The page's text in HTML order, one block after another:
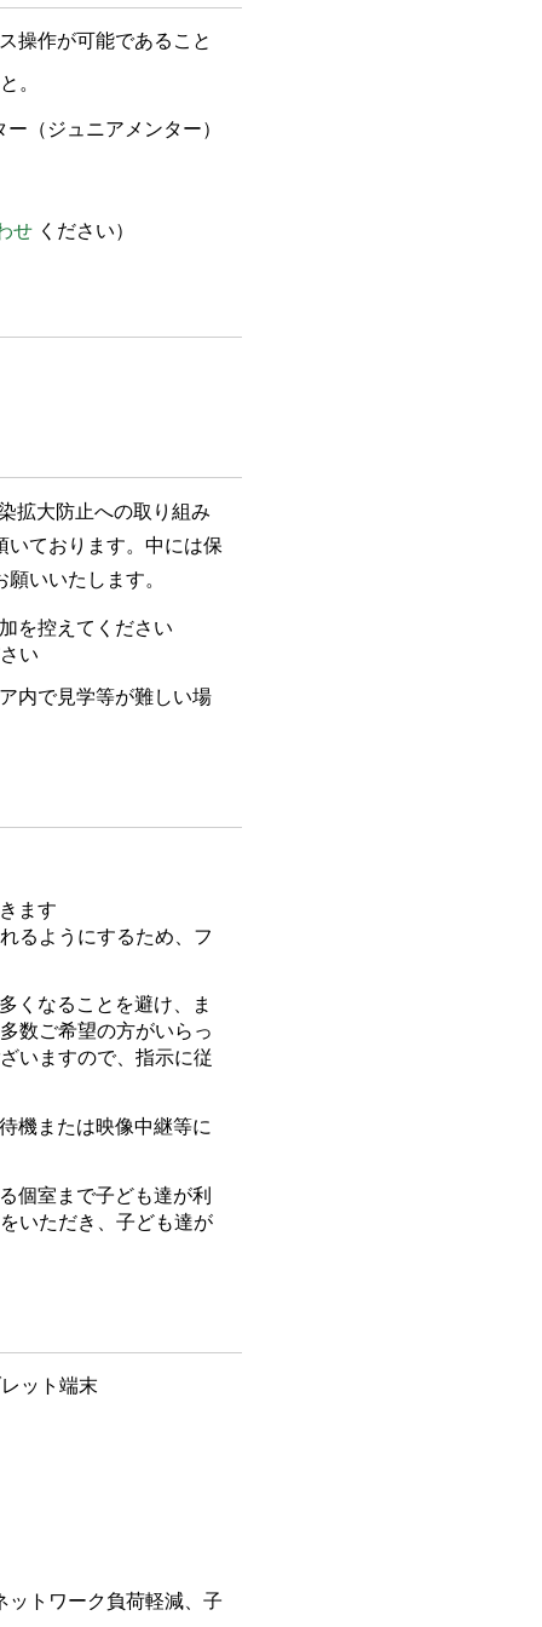
操作が可能であること
。
（ジュニアメンター）
せ ください）
拡大防止への取り組み
いております。中には保
いいたします。
を控えてください
い
内で見学等が難しい場
ます
るようにするため、フ
くなることを避け、ま
数ご希望の方がいらっ
いますので、指示に従
機または映像中継等に
個室まで子ども達が利
いただき、子ども達が
ット端末
トワーク負荷軽減、子